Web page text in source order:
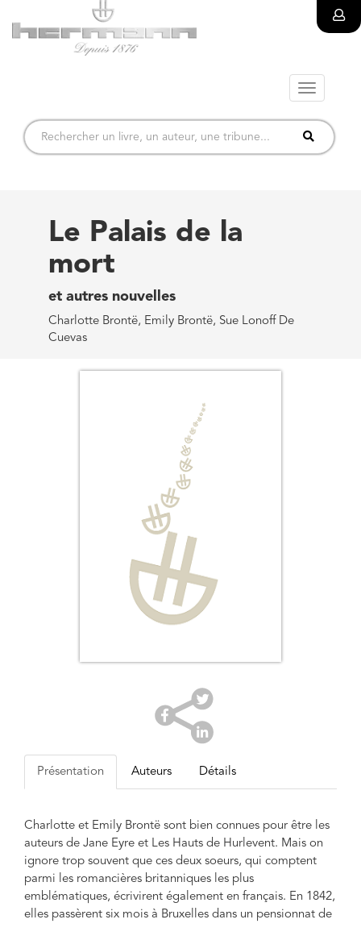
Toggle
Le Palais de la
mort
et autres nouvelles
Charlotte Brontë, Emily Brontë, Sue Lonoff De
Cuevas
Présentation Auteurs Détails
Charlotte et Emily Brontë sont bien connues pour être les
auteurs de Jane Eyre et Les Hauts de Hurlevent. Mais on
ignore trop souvent que ces deux soeurs, qui comptent
parmi les romancières britanniques les plus
emblématiques, écrivirent également en français. En 1842,
elles passèrent six mois à Bruxelles dans un pensionnat de